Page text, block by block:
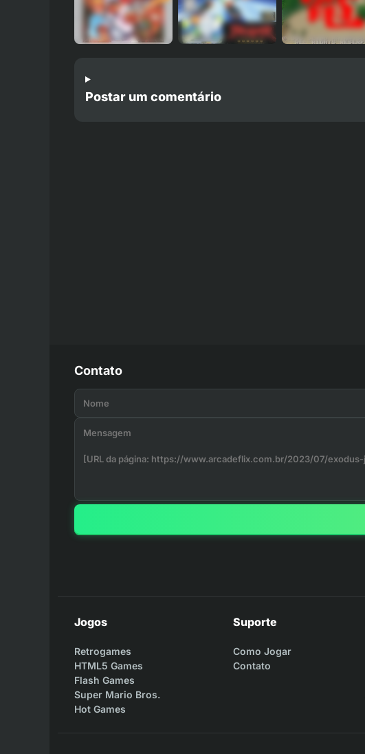
Postar um comentário
Contato
Jogos
Retrogames
HTML5 Games
Flash Games
Super Mario Bros.
Hot Games
Suporte
Como Jogar
Contato